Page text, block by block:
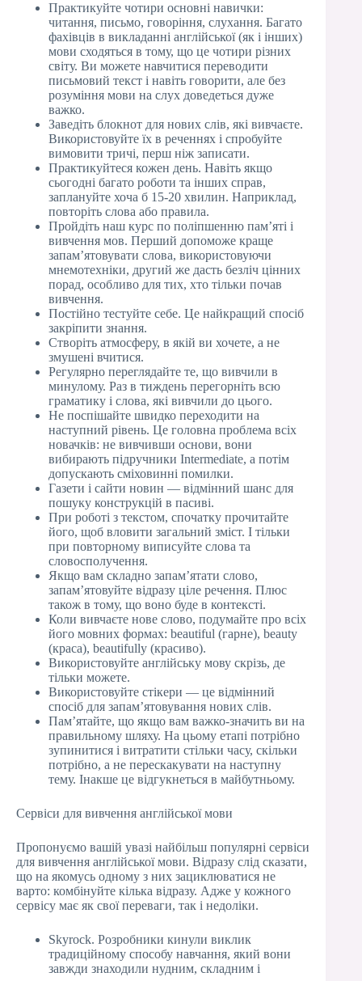
Практикуйте чотири основні навички:
читання, письмо, говоріння, слухання. Багато
фахівців в викладанні англійської (як і інших)
мови сходяться в тому, що це чотири різних
світу. Ви можете навчитися переводити
письмовий текст і навіть говорити, але без
розуміння мови на слух доведеться дуже
важко.
Заведіть блокнот для нових слів, які вивчаєте.
Використовуйте їх в реченнях і спробуйте
вимовити тричі, перш ніж записати.
Практикуйтеся кожен день. Навіть якщо
сьогодні багато роботи та інших справ,
заплануйте хоча б 15-20 хвилин. Наприклад,
повторіть слова або правила.
Пройдіть наш курс по поліпшенню пам’яті і
вивчення мов. Перший допоможе краще
запам’ятовувати слова, використовуючи
мнемотехніки, другий же дасть безліч цінних
порад, особливо для тих, хто тільки почав
вивчення.
Постійно тестуйте себе. Це найкращий спосіб
закріпити знання.
Створіть атмосферу, в якій ви хочете, а не
змушені вчитися.
Регулярно переглядайте те, що вивчили в
минулому. Раз в тиждень перегорніть всю
граматику і слова, які вивчили до цього.
Не поспішайте швидко переходити на
наступний рівень. Це головна проблема всіх
новачків: не вивчивши основи, вони
вибирають підручники Intermediate, а потім
допускають сміховинні помилки.
Газети і сайти новин — відмінний шанс для
пошуку конструкцій в пасиві.
При роботі з текстом, спочатку прочитайте
його, щоб вловити загальний зміст. І тільки
при повторному виписуйте слова та
словосполучення.
Якщо вам складно запам’ятати слово,
запам’ятовуйте відразу ціле речення. Плюс
також в тому, що воно буде в контексті.
Коли вивчаєте нове слово, подумайте про всіх
його мовних формах: beautiful (гарне), beauty
(краса), beautifully (красиво).
Використовуйте англійську мову скрізь, де
тільки можете.
Використовуйте стікери — це відмінний
спосіб для запам’ятовування нових слів.
Пам’ятайте, що якщо вам важко-значить ви на
правильному шляху. На цьому етапі потрібно
зупинитися і витратити стільки часу, скільки
потрібно, а не перескакувати на наступну
тему. Інакше це відгукнеться в майбутньому.
Сервіси для вивчення англійської мови
Пропонуємо вашій увазі найбільш популярні сервіси
для вивчення англійської мови. Відразу слід сказати,
що на якомусь одному з них зациклюватися не
варто: комбінуйте кілька відразу. Адже у кожного
сервісу має як свої переваги, так і недоліки.
Skyrock. Розробники кинули виклик
традиційному способу навчання, який вони
завжди знаходили нудним, складним і